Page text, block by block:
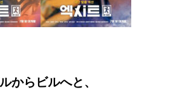
からビルへと、